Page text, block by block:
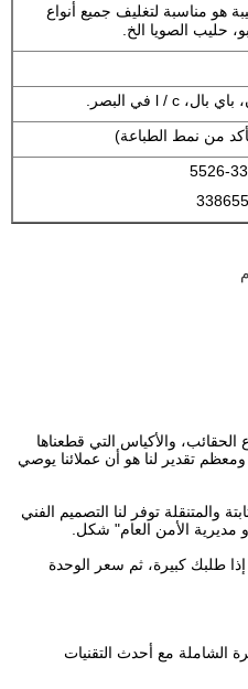
هو مناسبة لتغليف جميع أنواع
حليب الصويا الخ.
والأكياس التي قطعناها
ومعظم تقدير لنا هو أن عملائنا يوصي
والمتنقلة توفر لنا التصميم الفني
مديرية الأمن العام" شكل.
الأدنى هو 50، 000 قطع، إذا طلبك كبيرة، ثم سعر الوحدة
الشاملة مع أحدث التقنيات